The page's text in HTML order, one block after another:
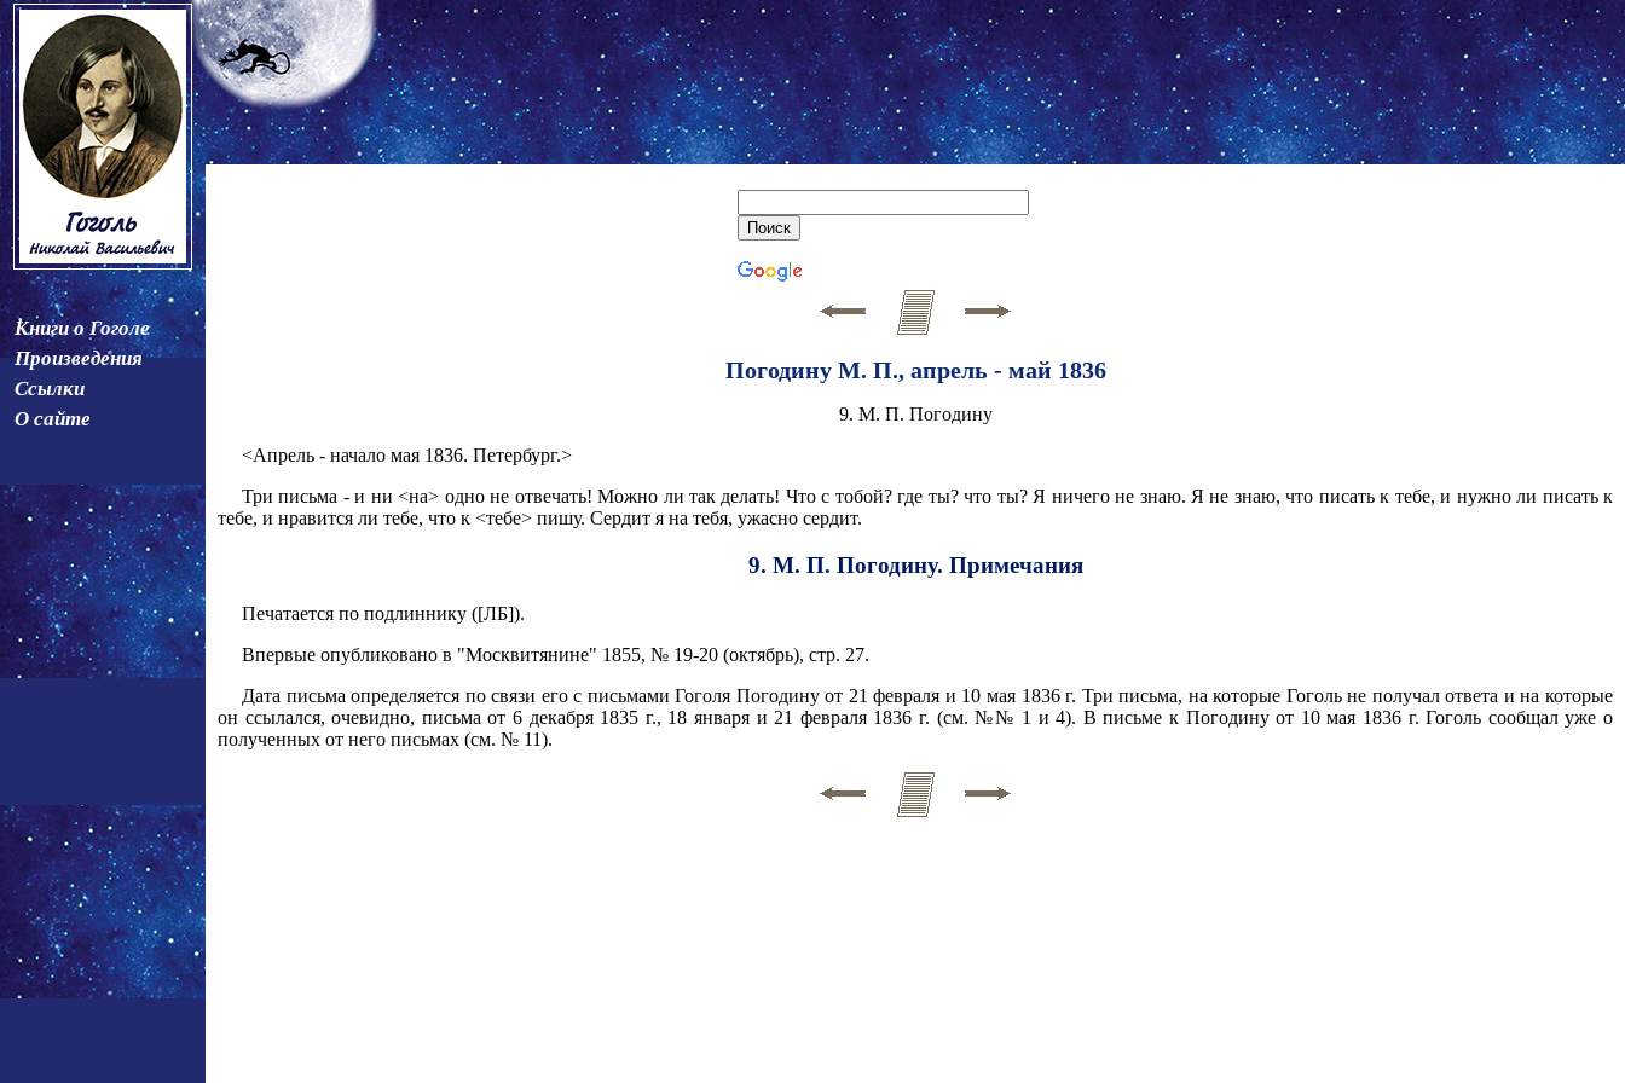
Книги о Гоголе
Произведения
Ссылки
О сайте
Погодину М. П., апрель - май 1836
9. М. П. Погодину
<Апрель - начало мая 1836. Петербург.>
Три письма - и ни <на> одно не отвечать! Можно ли так делать! Что с тобой? где ты? что ты? Я ничего не знаю. Я не знаю, что писать к тебе, и нужно ли писать к
тебе, и нравится ли тебе, что к <тебе> пишу. Сердит я на тебя, ужасно сердит.
9. М. П. Погодину. Примечания
Печатается по подлиннику ([ЛБ]).
Впервые опубликовано в "Москвитянине" 1855, № 19-20 (октябрь), стр. 27.
Дата письма определяется по связи его с письмами Гоголя Погодину от 21 февраля и 10 мая 1836 г. Три письма, на которые Гоголь не получал ответа и на которые
он ссылался, очевидно, письма от 6 декабря 1835 г., 18 января и 21 февраля 1836 г. (см. №№ 1 и 4). В письме к Погодину от 10 мая 1836 г. Гоголь сообщал уже о
полученных от него письмах (см. № 11).